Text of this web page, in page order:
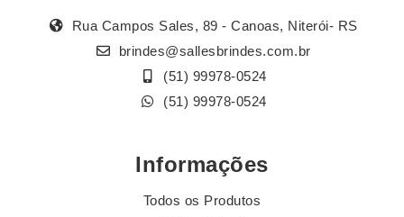
Rua Campos Sales, 89 - Canoas, Niterói- RS
brindes@sallesbrindes.com.br
(51) 99978-0524
(51) 99978-0524
Informações
Todos os Produtos